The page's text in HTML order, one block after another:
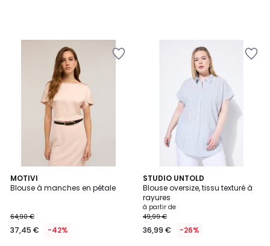
MOTIVI
Blouse à manches en pétale
64,90 €
37,45 € -42%
3
Couleurs
STUDIO UNTOLD
Blouse oversize, tissu texturé à
rayures
à partir de
49,99 €
36,99 € -26%
4
/
5
2
Couleurs